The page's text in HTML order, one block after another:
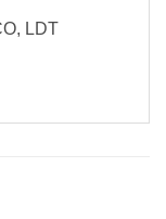
LDT